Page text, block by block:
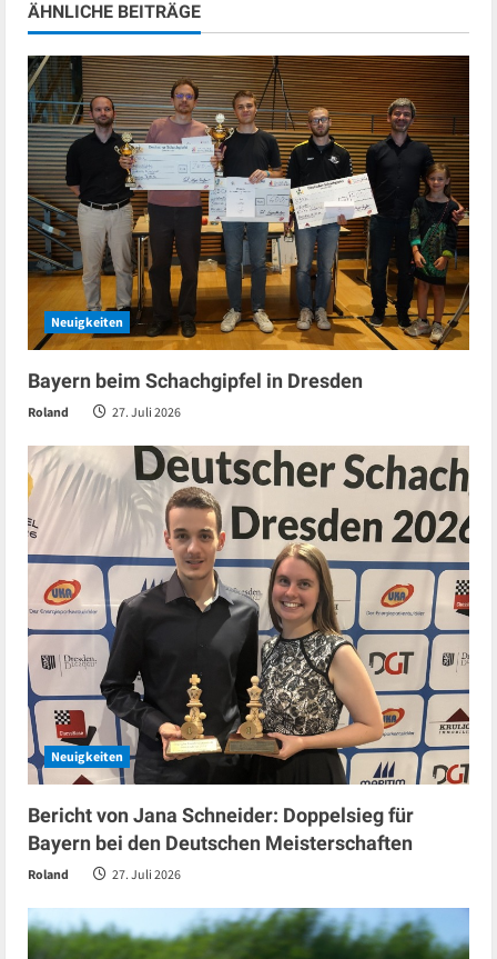
ÄHNLICHE BEITRÄGE
Neuigkeiten
Bayern beim Schachgipfel in Dresden
Roland 27. Juli 2026
Neuigkeiten
Bericht von Jana Schneider: Doppelsieg für
Bayern bei den Deutschen Meisterschaften
Roland 27. Juli 2026